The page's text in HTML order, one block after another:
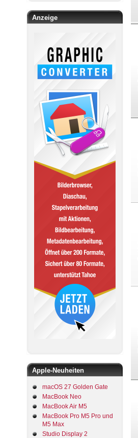
Anzeige
Apple-Neuheiten
macOS 27 Golden Gate
MacBook Neo
MacBook Air M5
MacBook Pro M5 Pro und
M5 Max
Studio Display 2